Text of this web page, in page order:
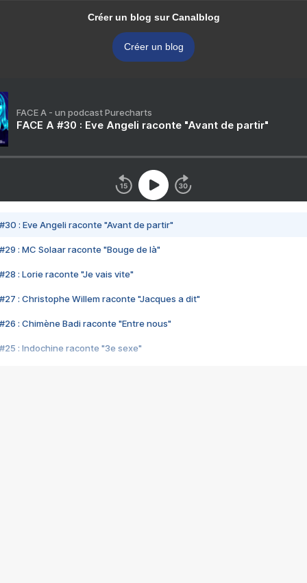
Créer un blog sur Canalblog
Créer un blog
FACE A - un podcast Purecharts
FACE A #30 : Eve Angeli raconte "Avant de partir"
#30 : Eve Angeli raconte "Avant de partir"
#29 : MC Solaar raconte "Bouge de là"
#28 : Lorie raconte "Je vais vite"
#27 : Christophe Willem raconte "Jacques a dit"
#26 : Chimène Badi raconte "Entre nous"
#25 : Indochine raconte "3e sexe"